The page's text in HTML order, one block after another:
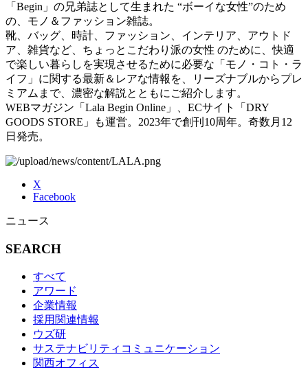
「Begin」の兄弟誌として生まれた “ボーイな女性”のため
の、モノ＆ファッション雑誌。
靴、バッグ、時計、ファッション、インテリア、アウトド
ア、雑貨など、ちょっとこだわり派の女性 のために、快適
で楽しい暮らしを実現させるために必要な「モノ・コト・ラ
イフ」に関する最新＆レアな情報を、リーズナブルからプレ
ミアムまで、濃密な解説とともにご紹介します。
WEBマガジン「Lala Begin Online」、ECサイト「DRY
GOODS STORE」も運営。2023年で創刊10周年。奇数月12
日発売。
X
Facebook
ニュース
SEARCH
すべて
アワード
企業情報
採用関連情報
ウズ研
サステナビリティコミュニケーション
関西オフィス